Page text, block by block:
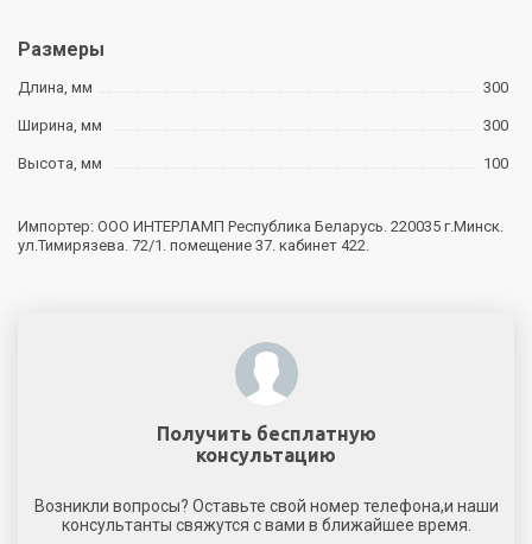
Размеры
Длина, мм 300
Ширина, мм 300
Высота, мм 100
Импортер: ООО ИНТЕРЛАМП Республика Беларусь. 220035 г.Минск.
ул.Тимирязева. 72/1. помещение 37. кабинет 422.
Получить бесплатную
консультацию
Возникли вопросы? Оставьте свой номер телефона,и наши
консультанты свяжутся с вами в ближайшее время.